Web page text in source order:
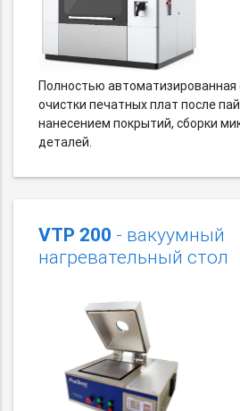
Полностью автоматизированная
очистки печатных плат после
нанесением покрытий, сборки
деталей.
VTP 200 - вакуумный
нагревательный стол